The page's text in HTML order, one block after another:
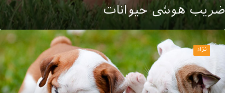
ضریب هوشی حیوانات
ترین
سگ
نژاد